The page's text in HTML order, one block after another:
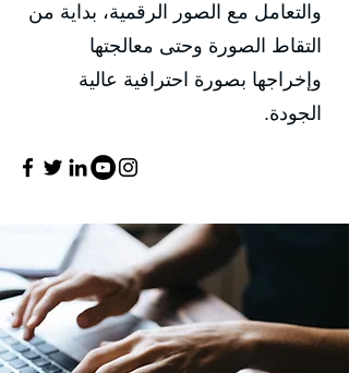
والتعامل مع الصور الرقمية، بداية من
التقاط الصورة وحتى معالجتها
وإخراجها بصورة احترافية عالية
الجودة.